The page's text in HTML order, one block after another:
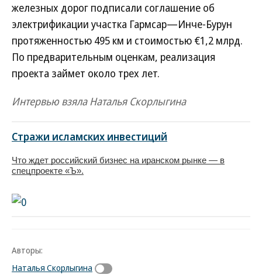
железных дорог подписали соглашение об
электрификации участка Гармсар—Инче-Бурун
протяженностью 495 км и стоимостью €1,2 млрд.
По предварительным оценкам, реализация
проекта займет около трех лет.
Интервью взяла Наталья Скорлыгина
Стражи исламских инвестиций
Что ждет российский бизнес на иранском рынке — в
спецпроекте «Ъ».
Авторы:
Наталья Скорлыгина